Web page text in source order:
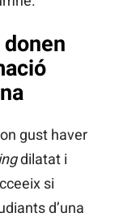
gust haver
dilatat i
si
d’una